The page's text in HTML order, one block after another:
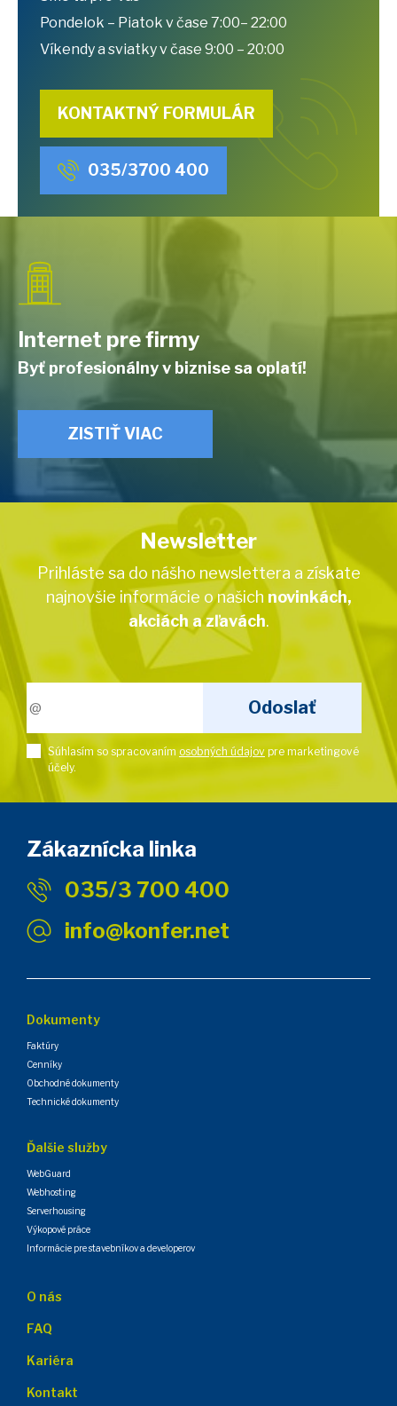
Pondelok – Piatok v čase 7:00– 22:00
Víkendy a sviatky v čase 9:00 – 20:00
KONTAKTNÝ FORMULÁR
035/3700 400
Internet pre firmy
Byť profesionálny v biznise sa oplatí!
ZISTIŤ VIAC
Newsletter
Prihláste sa do nášho newslettera a získate
najnovšie informácie o našich novinkách,
akciách a zľavách.
Súhlasím so spracovaním osobných údajov pre marketingové
účely.
Zákaznícka linka
035/3 700 400
info@konfer.net
Dokumenty
Faktúry
Cenníky
Obchodné dokumenty
Technické dokumenty
Ďalšie služby
WebGuard
Webhosting
Serverhousing
Výkopové práce
Informácie pre stavebníkov a developerov
O nás
FAQ
Kariéra
Kontakt